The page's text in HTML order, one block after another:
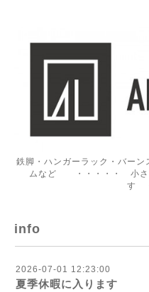
鉄脚・ハンガーラック・バー
ムなど ・・・・・ 小さ
す
info
2026-07-01 12:23:00
夏季休暇に入ります